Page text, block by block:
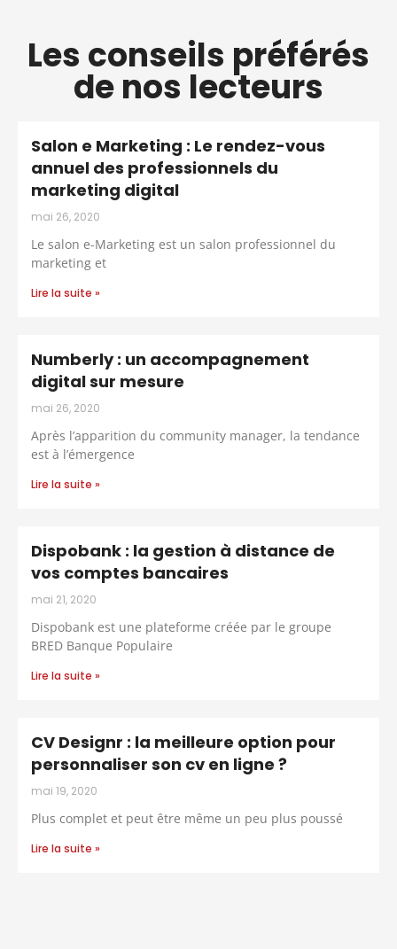
Les conseils préférés
de nos lecteurs
Salon e Marketing : Le rendez-vous
annuel des professionnels du
marketing digital
mai 26, 2020
Le salon e-Marketing est un salon professionnel du
marketing et
Lire la suite »
Numberly : un accompagnement
digital sur mesure
mai 26, 2020
Après l’apparition du community manager, la tendance
est à l’émergence
Lire la suite »
Dispobank : la gestion à distance de
vos comptes bancaires
mai 21, 2020
Dispobank est une plateforme créée par le groupe
BRED Banque Populaire
Lire la suite »
CV Designr : la meilleure option pour
personnaliser son cv en ligne ?
mai 19, 2020
Plus complet et peut être même un peu plus poussé
Lire la suite »